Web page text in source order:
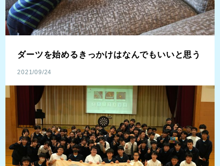
ダーツを始めるきっかけはなんでもいいと思う
2021/09/24